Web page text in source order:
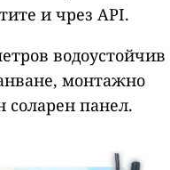
и чрез API.
водоустойчив
монтажно
соларен панел.